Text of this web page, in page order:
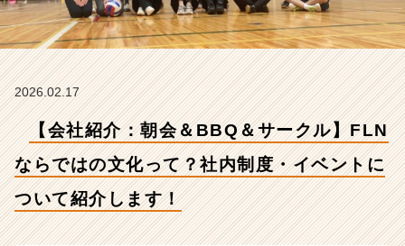
て？
社
内
ベ
ン
ト
に
つ
い
2026.02.17
【会社紹介：朝会＆BBQ＆サークル】FLN
ならではの文化って？社内制度・イベントに
ついて紹介します！